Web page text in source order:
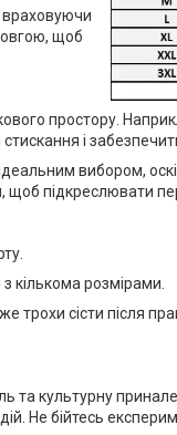
враховуючи
щоб
простору.
і
вибором,
підкреслювати
кількома розмірами.
трохи сісти після
та культурну
Не бійтесь